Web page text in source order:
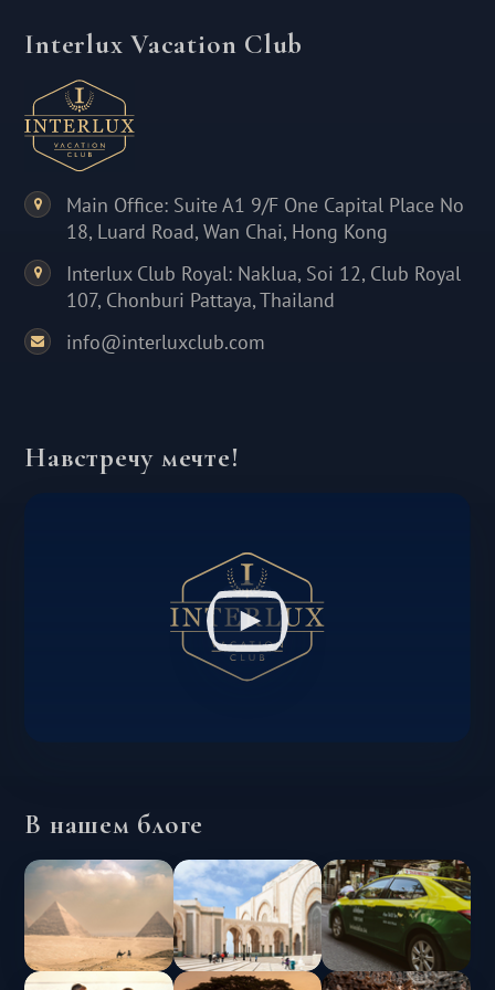
Interlux Vacation Club
Main Office: Suite A1 9/F One Capital Place No
18, Luard Road, Wan Chai, Hong Kong
Interlux Club Royal: Naklua, Soi 12, Club Royal
107, Chonburi Pattaya, Thailand
info@interluxclub.com
Навстречу мечте!
В нашем блоге